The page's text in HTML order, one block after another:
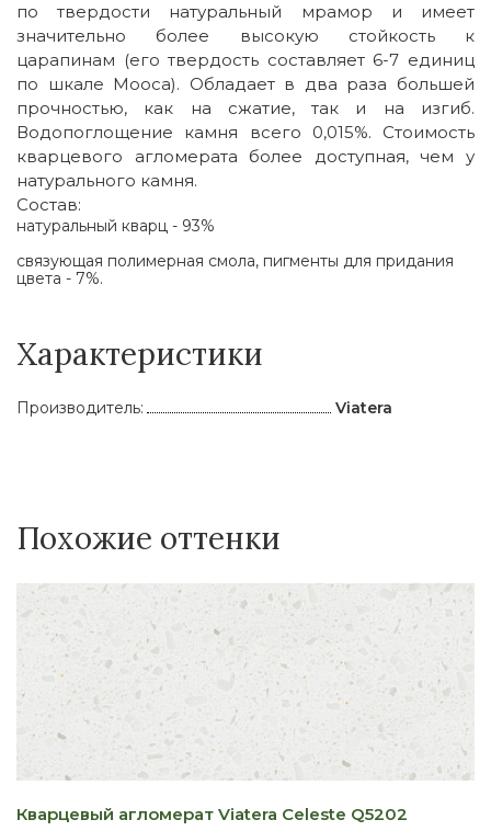
по твердости натуральный мрамор и имеет
значительно более высокую стойкость к
царапинам (его твердость составляет 6-7 единиц
по шкале Мооса). Обладает в два раза большей
прочностью, как на сжатие, так и на изгиб.
Водопоглощение камня всего 0,015%. Стоимость
кварцевого агломерата более доступная, чем у
натурального камня.
Состав:
натуральный кварц - 93%
связующая полимерная смола, пигменты для придания
цвета - 7%.
Характеристики
Производитель: Viatera
Похожие оттенки
Кварцевый агломерат Viatera Celeste Q5202